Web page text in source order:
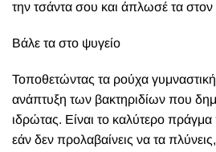
την τσάντα σου και άπλωσέ τα
Βάλε τα στο ψυγείο
Τοποθετώντας τα ρούχα
ανάπτυξη των βακτηριδίων που
ιδρώτας. Είναι το καλύτερο
εάν δεν προλαβαίνεις να τα